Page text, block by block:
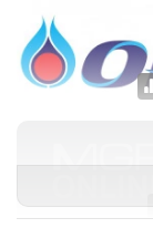
จุดที่ 2: ตกใส่บ้า
จุดที่ 3: ตกใส่ถนน
เบื้องต้นไม่พบผู้ไ
คาดว่าประชาช
ปกครองอำเภอ